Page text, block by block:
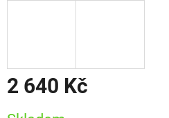
2 640 Kč